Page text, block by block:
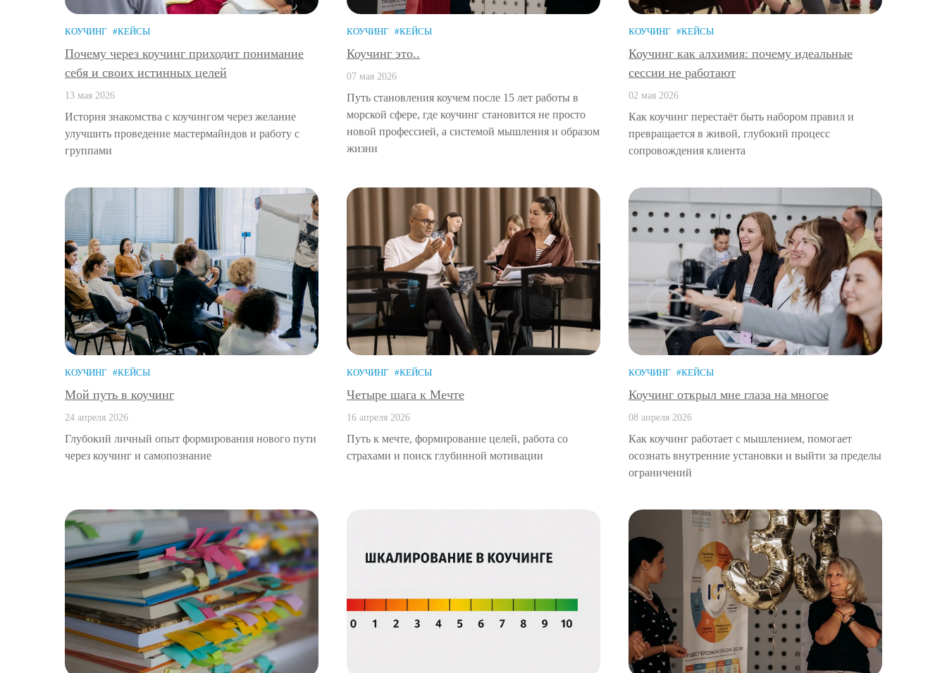
КОУЧИНГ #КЕЙСЫ
Почему через коучинг приходит понимание
себя и своих истинных целей
13 мая 2026
История знакомства с коучингом через желание
улучшить проведение мастермайндов и работу с
группами
КОУЧИНГ #КЕЙСЫ
Коучинг это..
07 мая 2026
Путь становления коучем после 15 лет работы в
морской сфере, где коучинг становится не просто
новой профессией, а системой мышления и образом
жизни
КОУЧИНГ #КЕЙСЫ
Коучинг как алхимия: почему идеальные
сессии не работают
02 мая 2026
Как коучинг перестаёт быть набором правил и
превращается в живой, глубокий процесс
сопровождения клиента
КОУЧИНГ #КЕЙСЫ
Мой путь в коучинг
24 апреля 2026
Глубокий личный опыт формирования нового пути
через коучинг и самопознание
КОУЧИНГ #КЕЙСЫ
Четыре шага к Мечте
16 апреля 2026
Путь к мечте, формирование целей, работа со
страхами и поиск глубинной мотивации
КОУЧИНГ #КЕЙСЫ
Коучинг открыл мне глаза на многое
08 апреля 2026
Как коучинг работает с мышлением, помогает
осознать внутренние установки и выйти за пределы
ограничений